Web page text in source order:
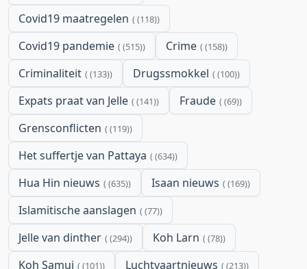
Covid19 maatregelen (118)
Covid19 pandemie (515) Crime (158)
Criminaliteit (133) Drugssmokkel (100)
Expats praat van Jelle (141) Fraude (69)
Grensconflicten (119)
Het suffertje van Pattaya (634)
Hua Hin nieuws (635) Isaan nieuws (169)
Islamitische aanslagen (77)
Jelle van dinther (294) Koh Larn (78)
Koh Samui (101) Luchtvaartnieuws (213)